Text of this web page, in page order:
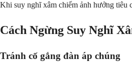
Khi suy nghĩ xâm chiếm ảnh hưởng tiêu
Cách Ngừng Suy Nghĩ
Tránh cố gắng đàn áp chúng